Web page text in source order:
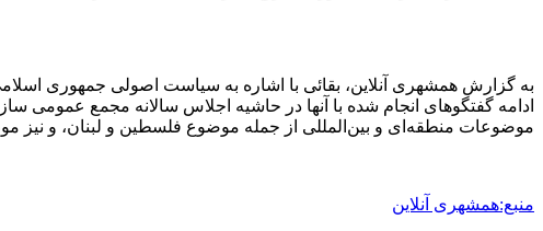
به گزارش همشهری آنلاین، بقائی با اشاره به سیاست اصولی جمهوری
ادامه گفتگوهای انجام شده با آنها در حاشیه اجلاس سالانه مجمع
موضوعات منطقه‌ای و بین‌المللی از جمله موضوع فلسطین و لبنان، و نیز
منبع:همشهری آنلاین